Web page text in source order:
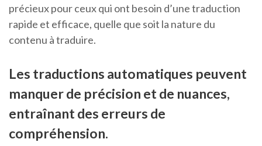
précieux pour ceux qui ont besoin d’une traduction
rapide et efficace, quelle que soit la nature du
contenu à traduire.
Les traductions automatiques peuvent
manquer de précision et de nuances,
entraînant des erreurs de
compréhension.